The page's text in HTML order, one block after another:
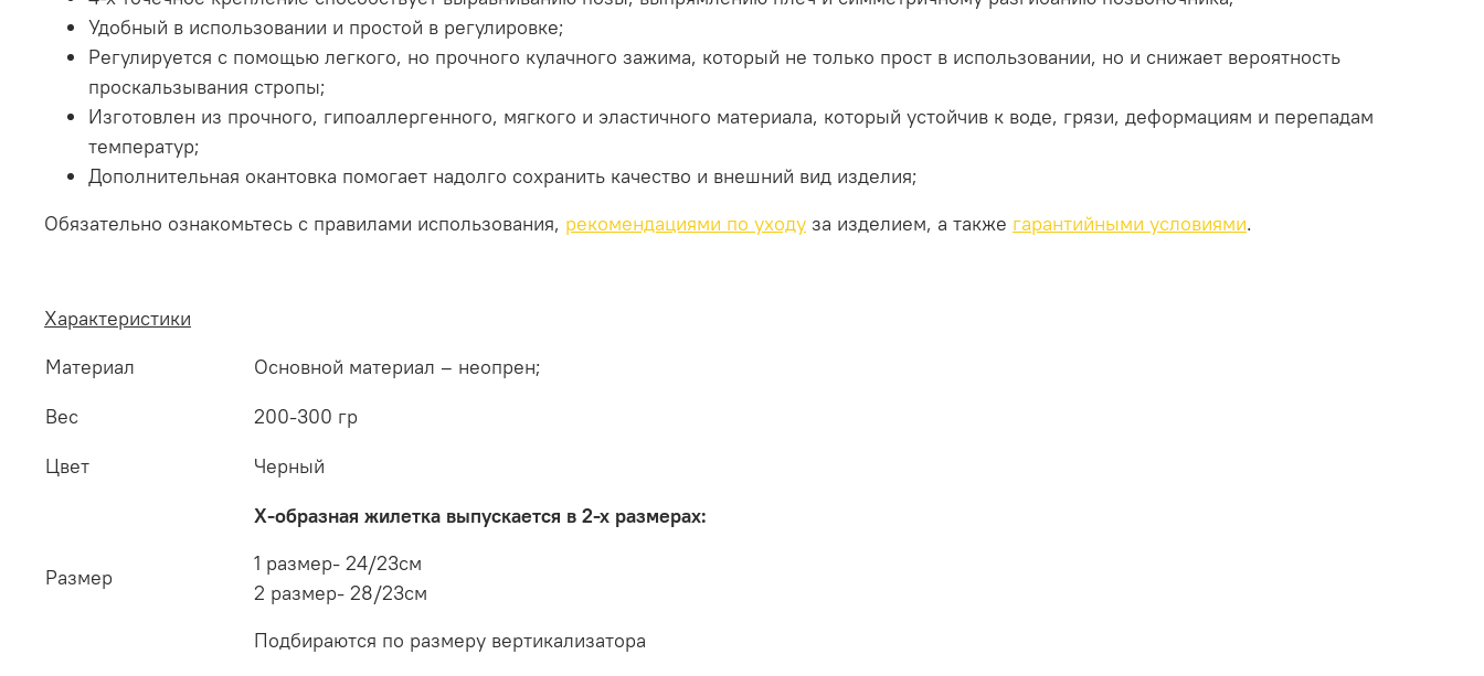
Удобный в использовании и простой в регулировке;
Регулируется с помощью легкого, но прочного кулачного зажима, который не только прост в использовании, но и снижает вероятность
проскальзывания стропы;
Изготовлен из прочного, гипоаллергенного, мягкого и эластичного материала, который устойчив к воде, грязи, деформациям и перепадам
температур;
Дополнительная окантовка помогает надолго сохранить качество и внешний вид изделия;
Обязательно ознакомьтесь с правилами использования, рекомендациями по уходу за изделием, а также гарантийными условиями.
Характеристики
Материал
Основной материал – неопрен;
Вес
200-300 гр
Цвет
Черный
Размер
Х-образная жилетка выпускается в 2-х размерах:
1 размер- 24/23см
2 размер- 28/23см
Подбираются по размеру вертикализатора